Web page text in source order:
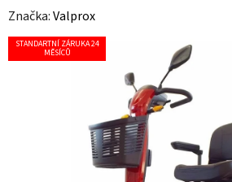
Značka:Valprox
STANDARTNÍ ZÁRUKA 24
MĚSÍCŮ